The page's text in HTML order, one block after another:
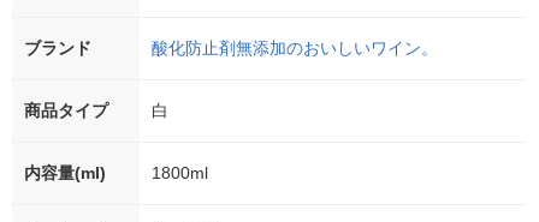
ブランド 酸化防止剤無添加のおいしいワイン。
商品タイプ 白
内容量(ml) 1800ml